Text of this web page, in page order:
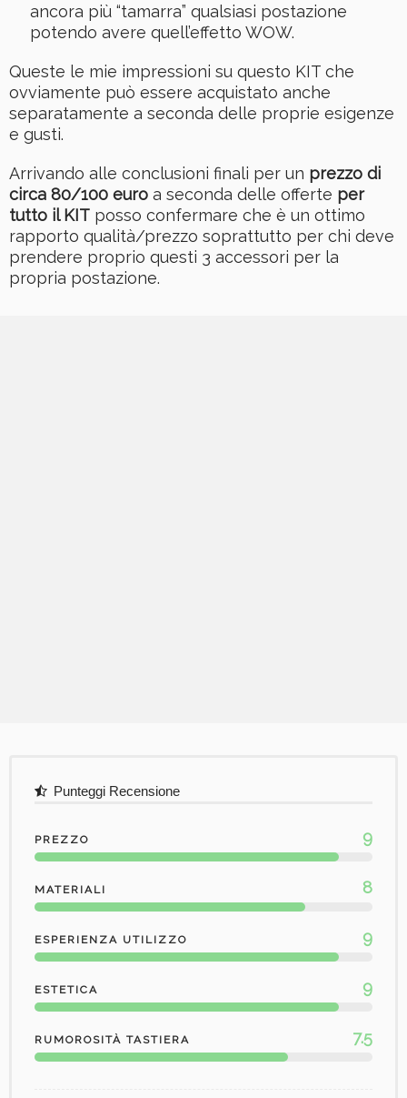
ancora più “tamarra” qualsiasi postazione
potendo avere quell’effetto WOW.
Queste le mie impressioni su questo KIT che
ovviamente può essere acquistato anche
separatamente a seconda delle proprie esigenze
e gusti.
Arrivando alle conclusioni finali per un prezzo di
circa 80/100 euro a seconda delle offerte per
tutto il KIT posso confermare che è un ottimo
rapporto qualità/prezzo soprattutto per chi deve
prendere proprio questi 3 accessori per la
propria postazione.
Punteggi Recensione
PREZZO 9
MATERIALI 8
ESPERIENZA UTILIZZO 9
ESTETICA 9
RUMOROSITÀ TASTIERA 7.5